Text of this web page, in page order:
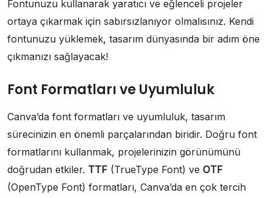
Fontunuzu kullanarak yaratıcı ve eğlenceli projeler
ortaya çıkarmak için sabırsızlanıyor olmalısınız. Kendi
fontunuzu yüklemek, tasarım dünyasında bir adım öne
çıkmanızı sağlayacak!
Font Formatları ve Uyumluluk
Canva’da font formatları ve uyumluluk, tasarım
sürecinizin en önemli parçalarından biridir. Doğru font
formatlarını kullanmak, projelerinizin görünümünü
doğrudan etkiler. TTF (TrueType Font) ve OTF
(OpenType Font) formatları, Canva’da en çok tercih